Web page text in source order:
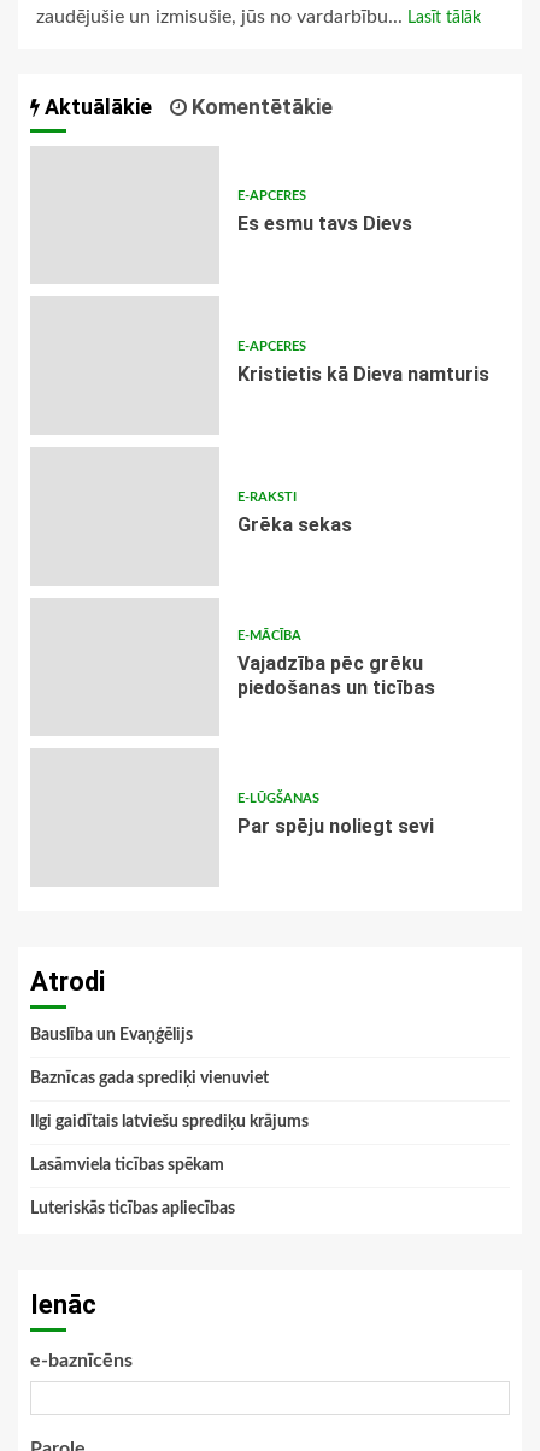
zaudējušie un izmisušie, jūs no vardarbību... Lasīt tālāk
Aktuālākie Komentētākie
E-APCERES
Es esmu tavs Dievs
E-APCERES
Kristietis kā Dieva namturis
E-RAKSTI
Grēka sekas
E-MĀCĪBA
Vajadzība pēc grēku
piedošanas un ticības
E-LŪGŠANAS
Par spēju noliegt sevi
Atrodi
Bauslība un Evaņģēlijs
Baznīcas gada sprediķi vienuviet
Ilgi gaidītais latviešu sprediķu krājums
Lasāmviela ticības spēkam
Luteriskās ticības apliecības
Ienāc
e-baznīcēns